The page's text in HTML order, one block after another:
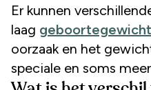
Er kunnen
laag geboortegewicht
oorzaak en het
speciale en soms